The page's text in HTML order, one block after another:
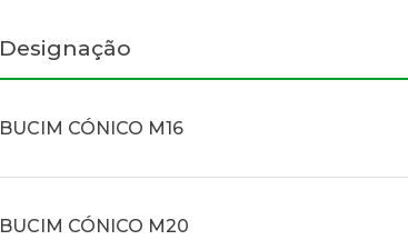
Designação
BUCIM CÓNICO M16
BUCIM CÓNICO M20